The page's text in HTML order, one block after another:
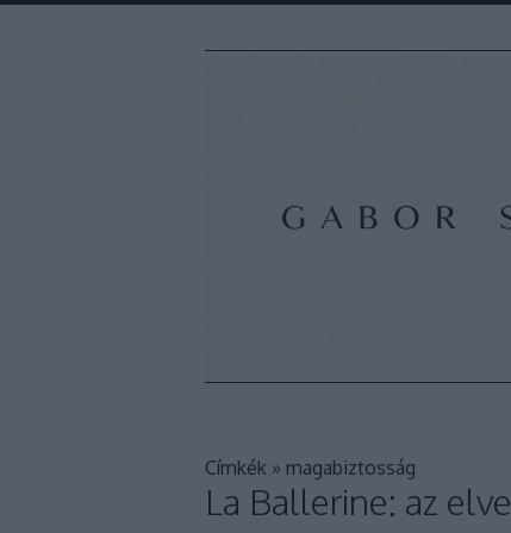
Címkék » magabiztosság
La Ballerine: az